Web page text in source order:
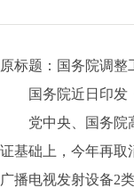
原标题：国务院调
国务院近日印发《
党中央、国务院高
证基础上，今年再取
广播电视发射设备2